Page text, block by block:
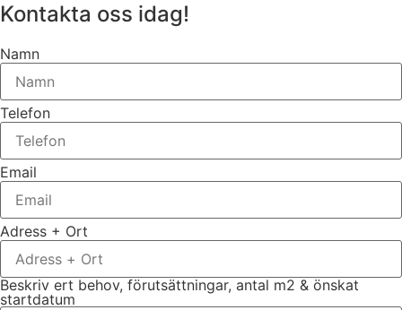
Kontakta oss idag!
Namn
Telefon
Email
Adress + Ort
Beskriv ert behov, förutsättningar, antal m2 & önskat
startdatum